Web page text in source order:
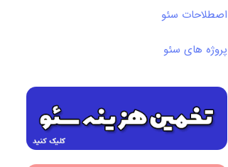
اصطلاحات سئو
پروژه های سئو